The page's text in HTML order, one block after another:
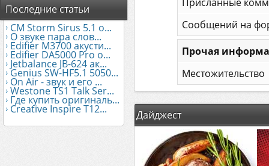
Последние статьи
CM Storm Sirus 5.1 о...
О звуке пара слов...
Edifier М3700 акусти...
Edifier DA5000 Pro о...
Jetbalance JB-624 ак...
Genius SW-HF5.1 5050...
On Air - звук и его ...
Westone TS1 Talk Ser...
Где купить оригиналь...
Creative Inspire T12...
Сообщений на
Прочая
Местожительство
Дайджест